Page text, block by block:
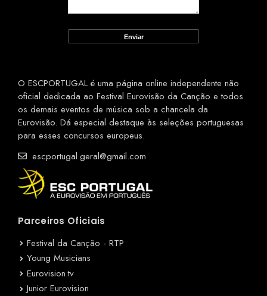
O ESCPORTUGAL é uma página online independente não
oficial dedicada ao Festival Eurovisão da Canção e todos
os demais eventos de música sob a chancela da
Eurovisão. Dá especial destaque às seleções portuguesas
para esses concursos europeus.
escportugal.geral@gmail.com
Parceiros Oficiais
Festival da Canção - RTP
Young Musicians
Eurovision.tv
Junior Eurovision